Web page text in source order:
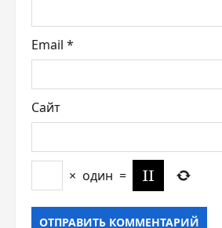
я
м
Email *
Сайт
× один =